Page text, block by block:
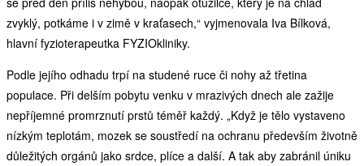
zvyklý, potkáme i v zimě v kraťasech,“ vyjmenovala Iva Bílková,
hlavní fyzioterapeutka FYZIOkliniky.
Podle jejího odhadu trpí na studené ruce či nohy až třetina
populace. Při delším pobytu venku v mrazivých dnech ale zažije
nepříjemné promrznutí prstů téměř každý. „Když je tělo vystaveno
nízkým teplotám, mozek se soustředí na ochranu především životně
důležitých orgánů jako srdce, plíce a další. A tak aby zabránil úniku